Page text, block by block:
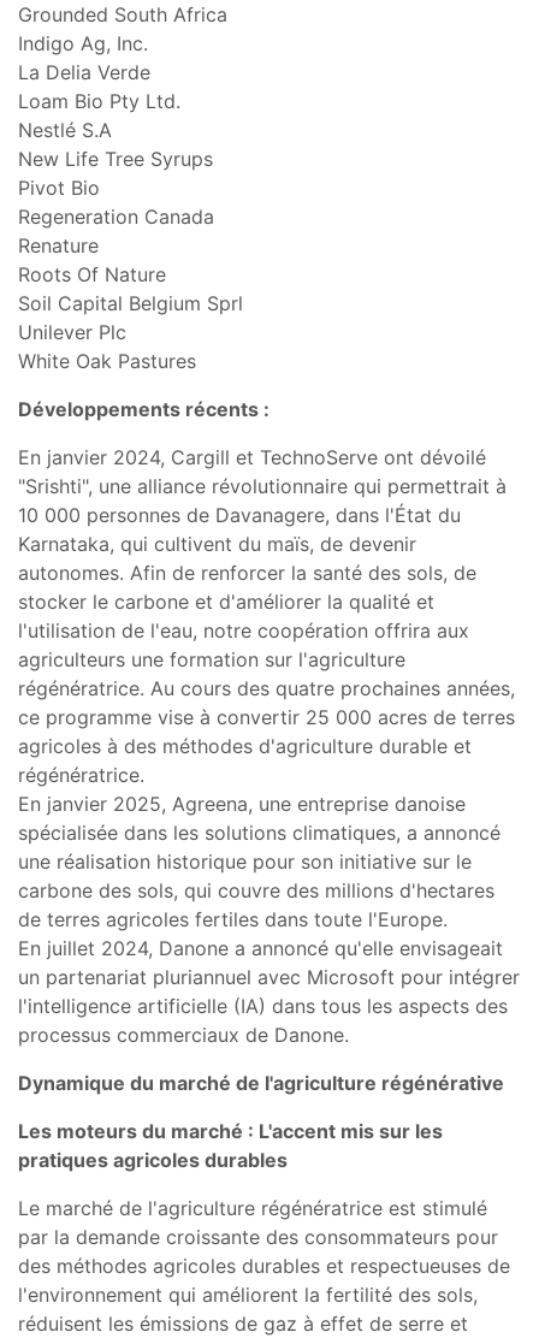
Grounded South Africa
Indigo Ag, Inc.
La Delia Verde
Loam Bio Pty Ltd.
Nestlé S.A
New Life Tree Syrups
Pivot Bio
Regeneration Canada
Renature
Roots Of Nature
Soil Capital Belgium Sprl
Unilever Plc
White Oak Pastures
Développements récents :
En janvier 2024, Cargill et TechnoServe ont dévoilé
"Srishti", une alliance révolutionnaire qui permettrait à
10 000 personnes de Davanagere, dans l'État du
Karnataka, qui cultivent du maïs, de devenir
autonomes. Afin de renforcer la santé des sols, de
stocker le carbone et d'améliorer la qualité et
l'utilisation de l'eau, notre coopération offrira aux
agriculteurs une formation sur l'agriculture
régénératrice. Au cours des quatre prochaines années,
ce programme vise à convertir 25 000 acres de terres
agricoles à des méthodes d'agriculture durable et
régénératrice.
En janvier 2025, Agreena, une entreprise danoise
spécialisée dans les solutions climatiques, a annoncé
une réalisation historique pour son initiative sur le
carbone des sols, qui couvre des millions d'hectares
de terres agricoles fertiles dans toute l'Europe.
En juillet 2024, Danone a annoncé qu'elle envisageait
un partenariat pluriannuel avec Microsoft pour intégrer
l'intelligence artificielle (IA) dans tous les aspects des
processus commerciaux de Danone.
Dynamique du marché de l'agriculture régénérative
Les moteurs du marché : L'accent mis sur les
pratiques agricoles durables
Le marché de l'agriculture régénératrice est stimulé
par la demande croissante des consommateurs pour
des méthodes agricoles durables et respectueuses de
l'environnement qui améliorent la fertilité des sols,
réduisent les émissions de gaz à effet de serre et